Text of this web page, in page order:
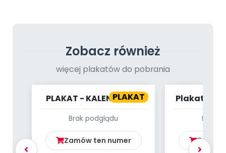
Zobacz również
więcej plakatów do pobrania
PLAKAT
PLAKAT - KALENDARZ -
Brak podglądu
Zamów ten numer
Plakat -
Brak